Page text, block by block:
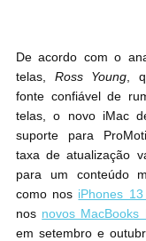
De acordo com o
telas, Ross Young ,
fonte confiável de
telas, o novo iMac
suporte para
taxa de atualização
para um conteúdo
como nos iPhones
nos novos MacBooks
em setembro e